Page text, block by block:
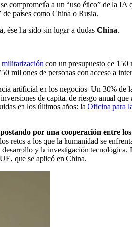
comprometía a un “uso ético” de la
países como China o Rusia.
ése ha sido sin lugar a dudas China.
militarización con un presupuesto de
millones de personas con acceso a
artificial en los negocios. Un 30% de
de capital de riesgo anual
en los últimos años: la Oficina para
por una cooperación entre
retos a los que la humanidad se
y la investigación
que se aplicó en China.